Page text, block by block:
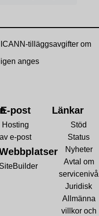
tilläggsavgifter om
anges
E-post
Hosting
av e-post
SiteBuilder
Länkar
Stöd
Status
Nyheter
Avtal om
servicenivå
Juridisk
Allmänna
villkor och